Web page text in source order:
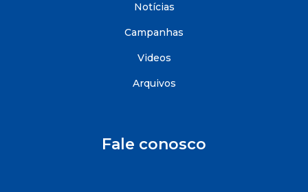
Notícias
Campanhas
Videos
Arquivos
Fale conosco